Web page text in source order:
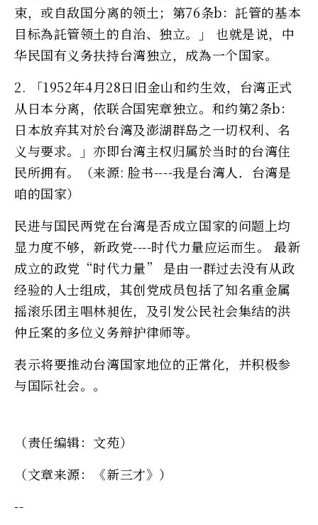
束，或自敌国分离的领土；第76条b：託管的基本
目标為託管领土的自治、独立。」 也就是说，中
华民国有义务扶持台湾独立，成為一个国家。
2. 「1952年4月28日旧金山和约生效，台湾正式
从日本分离，依联合国宪章独立。和约第2条b：
日本放弃其对於台湾及澎湖群岛之一切权利、名
义与要求。」亦即台湾主权归属於当时的台湾住
民所拥有。（来源: 脸书----我是台湾人．台湾是
咱的国家）
民进与国民两党在台湾是否成立国家的问题上均
显力度不够，新政党----时代力量应运而生。 最新
成立的政党“时代力量” 是由一群过去没有从政
经验的人士组成，其创党成员包括了知名重金属
摇滚乐团主唱林昶佐，及引发公民社会集结的洪
仲丘案的多位义务辩护律师等。
表示将要推动台湾国家地位的正常化，并积极参
与国际社会。。
（责任编辑：文苑）
（文章来源：《新三才》）
--